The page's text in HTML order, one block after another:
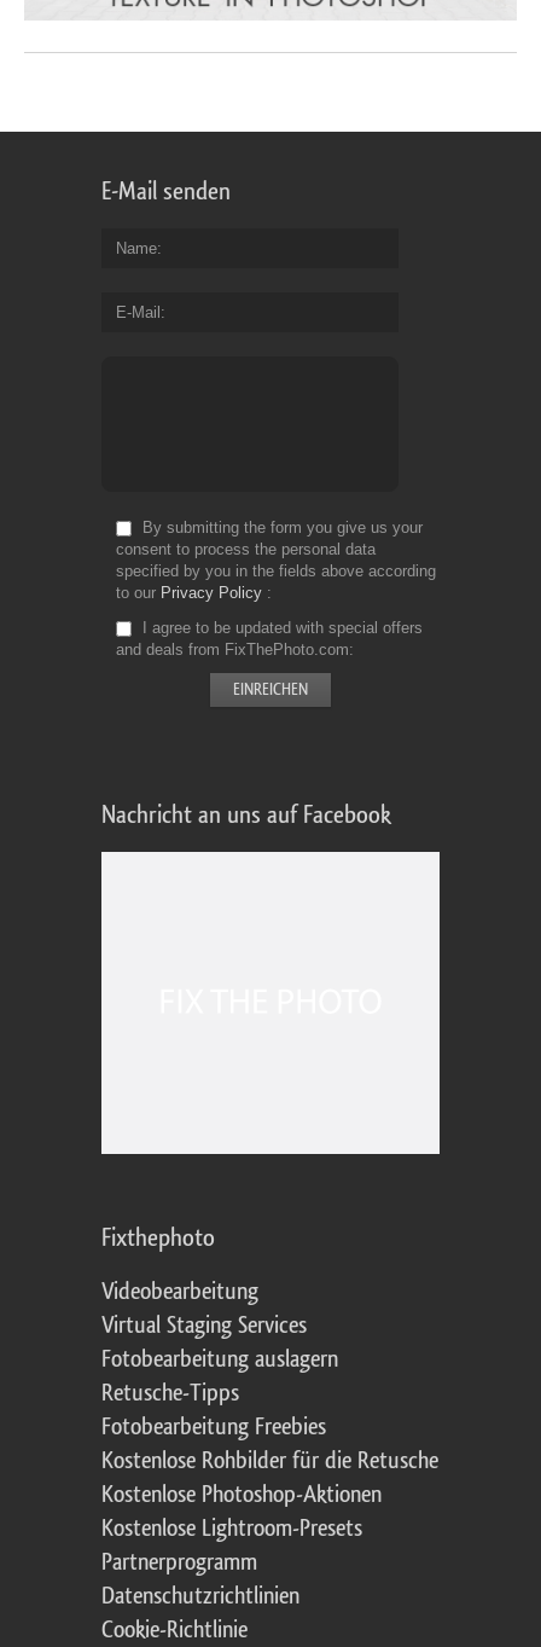
E-Mail senden
Name
E-Mail
By submitting the form you give us your
consent to process the personal data
specified by you in the fields above according
to our Privacy Policy
I agree to be updated with special offers
and deals from FixThePhoto.com
Nachricht an uns auf Facebook
Fixthephoto
Videobearbeitung
Virtual Staging Services
Fotobearbeitung auslagern
Retusche-Tipps
Fotobearbeitung Freebies
Kostenlose Rohbilder für die Retusche
Kostenlose Photoshop-Aktionen
Kostenlose Lightroom-Presets
Partnerprogramm
Datenschutzrichtlinien
Cookie-Richtlinie